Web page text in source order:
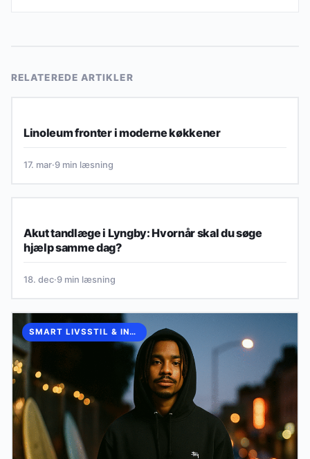
RELATEREDE ARTIKLER
Linoleum fronter i moderne køkkener
17. mar·9 min læsning
Akut tandlæge i Lyngby: Hvornår skal du søge
hjælp samme dag?
18. dec·9 min læsning
SMART LIVSSTIL & INSPIRATION